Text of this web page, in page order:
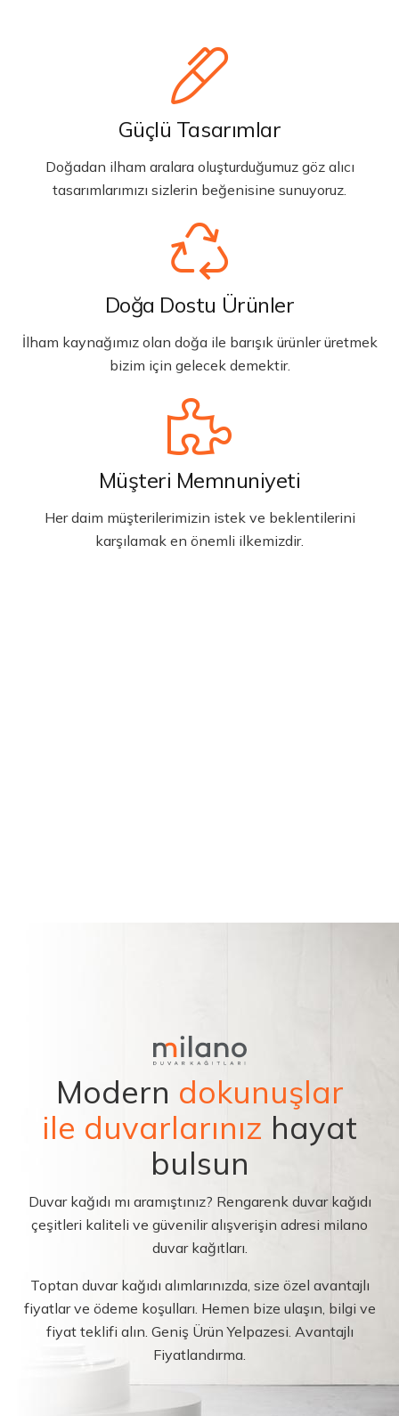
Güçlü Tasarımlar
Doğadan ilham aralara oluşturduğumuz göz alıcı
tasarımlarımızı sizlerin beğenisine sunuyoruz.
Doğa Dostu Ürünler
İlham kaynağımız olan doğa ile barışık ürünler üretmek
bizim için gelecek demektir.
Müşteri Memnuniyeti
Her daim müşterilerimizin istek ve beklentilerini
karşılamak en önemli ilkemizdir.
Modern dokunuşlar
ile duvarlarınız hayat
bulsun
Duvar kağıdı mı aramıştınız? Rengarenk duvar kağıdı
çeşitleri kaliteli ve güvenilir alışverişin adresi milano
duvar kağıtları.
Toptan duvar kağıdı alımlarınızda, size özel avantajlı
fiyatlar ve ödeme koşulları. Hemen bize ulaşın, bilgi ve
fiyat teklifi alın. Geniş Ürün Yelpazesi. Avantajlı
Fiyatlandırma.